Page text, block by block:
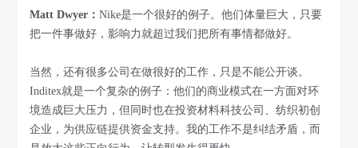
Matt Dwyer：Nike是一个很好的例子。他们体量巨大，只要
把一件事做好，影响力就超过我们把所有事情都做好。
当然，还有很多公司在做很好的工作，只是不能公开谈。
Inditex就是一个复杂的例子：他们的商业模式在一方面对环
境造成巨大压力，但同时也在投资材料科技公司、纺织初创
企业，为供应链提供资金支持。我的工作不是纠结矛盾，而